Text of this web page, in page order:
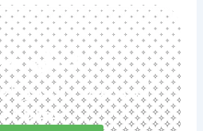
حمل
استكشف
مجاناً